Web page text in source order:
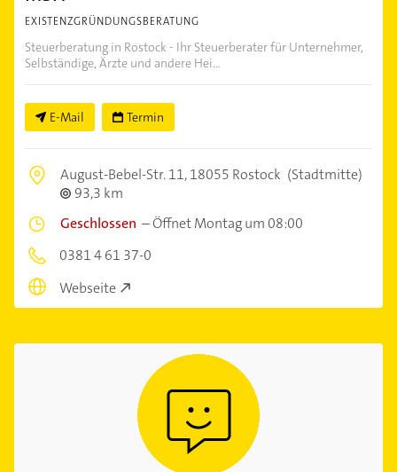
EXISTENZGRÜNDUNGSBERATUNG
Steuerberatung in Rostock - Ihr Steuerberater für Unternehmer,
Selbständige, Ärzte und andere Hei...
E-Mail Termin
August-Bebel-Str. 11,18055 Rostock (Stadtmitte)
93,3 km
Geschlossen –Öffnet Montag um 08:00
0381 4 61 37-0
Webseite